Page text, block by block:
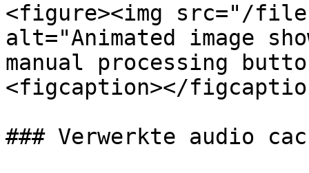
<figure><img src="/
alt="Animated image
manual processing
<figcaption></
### Verwerkte audio